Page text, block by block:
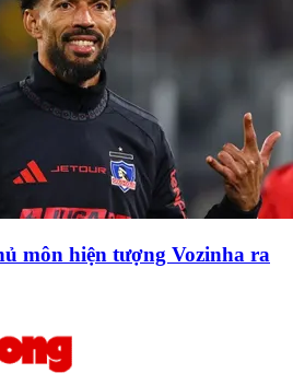
môn hiện tượng Vozinha ra